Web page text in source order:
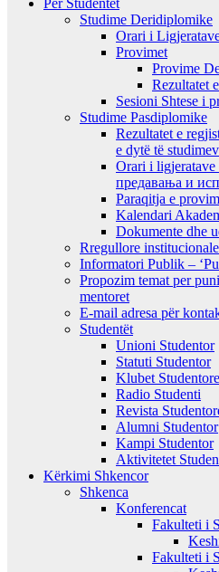
Studime Deridiplomike
Orari i
Provimet
Provime
Rezultatet
Sesioni Shtese i
Studime Pasdiplomike
Rezultatet e
e dytë të
Orari i ligjeratave
предавањa и
Paraqitja e
Kalendari
Dokumente dhe
Rregullore institucionale
Informatori Publik –
Propozim temat per
mentoret
E-mail adresa për
Studentët
Unioni Studentor
Statuti Studentor
Klubet Studentore
Radio Studenti
Revista
Alumni Studentor
Kampi Studentor
Aktivitetet
Kërkimi Shkencor
Shkenca
Konferencat
Fakulteti i
Fakulteti i